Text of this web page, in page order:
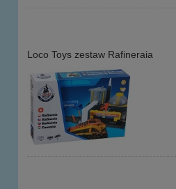
Loco Toys zestaw Rafineraia